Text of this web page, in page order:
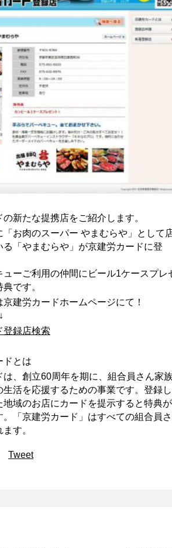
新たな提携店をご紹介します。
「お肉のスーパー やまむらや」として
る「やまむらや」が京建労カードに登
ューご利用の仲間にビール1ケースプレ
です。
建労カードホームページにて！
登録店検索
とは
は、創立60周年を期に、組合員さん家
生活を応援するための事業です。登録し
地域のお店にカードを提示すると特典が
。「京建労カード」はすべての組合員さ
す。
Tweet